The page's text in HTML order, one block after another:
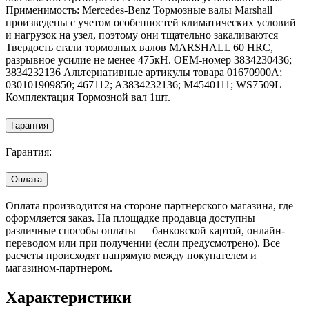
Применимость: Mercedes-Benz Тормозные валы Marshall
произведены с учетом особенностей климатических условий
и нагрузок на узел, поэтому они тщательно закаливаются
Твердость стали тормозных валов MARSHALL 60 HRC,
разрывное усилие не менее 475кН. OEM-номер 3834230436;
3834232136 Альтернативные артикулы товара 01670900A;
030101909850; 467112; A3834232136; M4540111; WS7509L
Комплектация Тормозной вал 1шт.
Гарантия
Гарантия:
Оплата
Оплата производится на стороне партнерского магазина, где
оформляется заказ. На площадке продавца доступны
различные способы оплаты — банковской картой, онлайн-
переводом или при получении (если предусмотрено). Все
расчеты происходят напрямую между покупателем и
магазином-партнером.
Характеристики